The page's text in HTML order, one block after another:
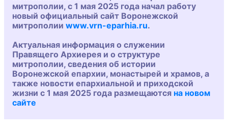
митрополии, с 1 мая 2025 года начал работу
новый официальный сайт Воронежской
митрополии www.vrn-eparhia.ru.
Актуальная информация о служении
Правящего Архиерея и о структуре
митрополии, сведения об истории
Воронежской епархии, монастырей и храмов, а
также новости епархиальной и приходской
жизни с 1 мая 2025 года размещаются на новом
сайте